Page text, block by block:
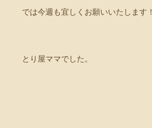
では今週も宜しくお願いいたします！
とり屋ママでした。